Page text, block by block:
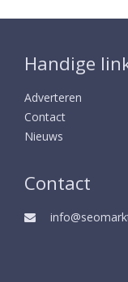
Handige
Adverteren
Contact
Nieuws
Contact